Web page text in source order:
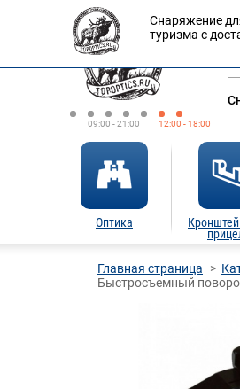
09:00 - 21:00 12:00 - 18:00
Оптика
Снаряжение
туризма с
Главная страница
Быстросъемный